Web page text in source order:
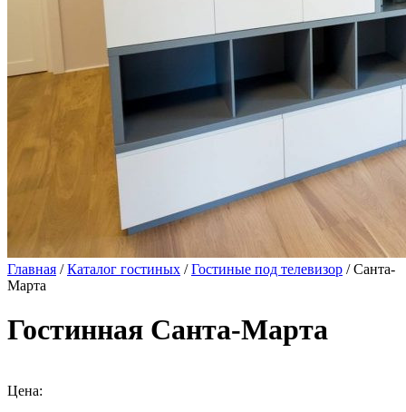
Главная /Каталог гостиных /Гостиные под телевизор / Санта-
Марта
Гостинная Санта-Марта
Цена: